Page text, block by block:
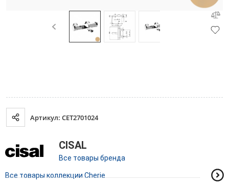
Артикул: CET2701024
CISAL
Все товары бренда
Все товары коллекции Cherie